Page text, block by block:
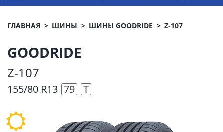
ГЛАВНАЯ ШИНЫ ШИНЫ GOODRIDE Z-107
GOODRIDE
Z-107
155/80 R13 79 T